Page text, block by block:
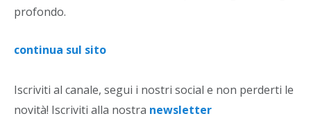
profondo.
continua sul sito
Iscriviti al canale, segui i nostri social e non perderti le
novità! Iscriviti alla nostra newsletter